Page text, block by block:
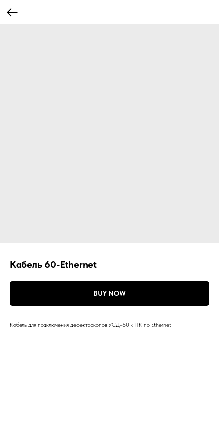
Кабель 60-Ethernet
BUY NOW
Кабель для подключения дефектоскопов УСД-60 к ПК по Ethernet